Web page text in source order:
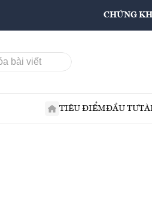
CHỨNG
TIÊU ĐIỂMĐẦU TƯ